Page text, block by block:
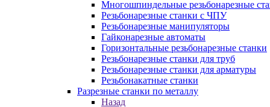
Многошпиндельные резьбонарезные
Резьбонарезные станки с ЧПУ
Резьбонарезные манипуляторы
Гайконарезные автоматы
Горизонтальные резьбонарезные станки
Резьбонарезные станки для труб
Резьбонарезные станки для арматуры
Резьбонакатные станки
Разрезные станки по металлу
Назад